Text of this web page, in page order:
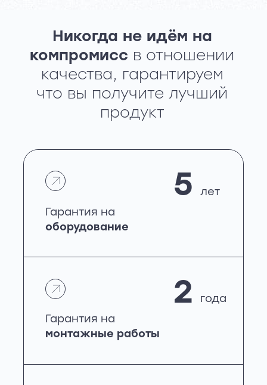
Никогда не идём на
компромисс в отношении
качества, гарантируем
что вы получите лучший
продукт
Гарантия на
оборудование
5 лет
Гарантия на
монтажные работы
2 года